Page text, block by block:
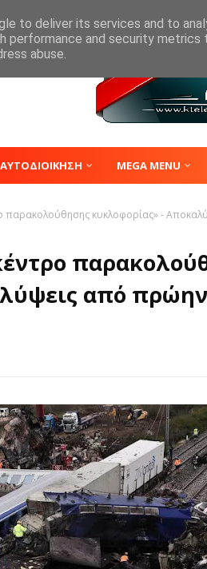
MEGA MENU
παρακολούθησης κυκλοφορίας» -
από
to deliver its services and to
performance and security
abuse.